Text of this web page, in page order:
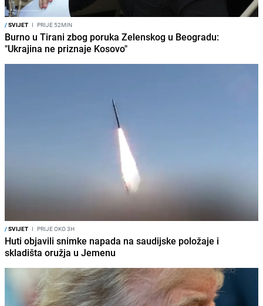
/SVIJET I PRIJE 52MIN
Burno u Tirani zbog poruka Zelenskog u Beogradu:
"Ukrajina ne priznaje Kosovo"
/SVIJET I PRIJE OKO 3H
Huti objavili snimke napada na saudijske položaje i
skladišta oružja u Jemenu